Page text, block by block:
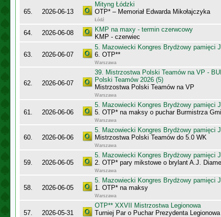
65. 2026-06-13
Mityng Łódzki
OTP* – Memoriał Edwarda Mikołajczyka
Łódź
64. 2026-06-08
KMP na maxy - termin czerwcowy
KMP - czerwiec
63. 2026-06-07
5. Mazowiecki Kongres Brydżowy pamięci
6. OTP**
Warszawa
62. 2026-06-07
39. Mistrzostwa Polski Teamów na VP -
Polski Teamów 2026 (5)
Mistrzostwa Polski Teamów na VP
Warszawa
61. 2026-06-06
5. Mazowiecki Kongres Brydżowy pamięci
5. OTP* na maksy o puchar Burmistrza
Warszawa
60. 2026-06-06
5. Mazowiecki Kongres Brydżowy pamięci
Mistrzostwa Polski Teamów do 5.0 WK
Warszawa
59. 2026-06-05
5. Mazowiecki Kongres Brydżowy pamięci
2. OTP* pary mikstowe o brylant A.J.
Warszawa
58. 2026-06-05
5. Mazowiecki Kongres Brydżowy pamięci
1. OTP* na maksy
Warszawa
57. 2026-05-31
OTP** XXVII Mistrzostwa Legionowa
Turniej Par o Puchar Prezydenta